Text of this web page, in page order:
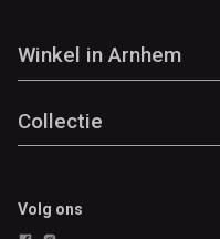
Winkel in Arnhem
Collectie
Volg ons